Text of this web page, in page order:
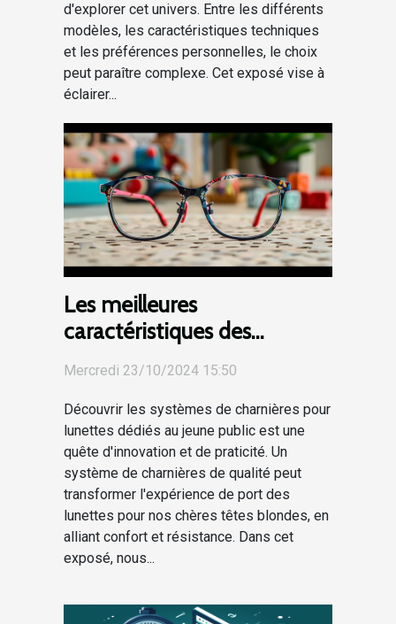
d'explorer cet univers. Entre les différents
modèles, les caractéristiques techniques
et les préférences personnelles, le choix
peut paraître complexe. Cet exposé vise à
éclairer...
Les meilleures
caractéristiques des
pour lunettes enfantines
Mercredi 23/10/2024 15:50
Découvrir les systèmes de charnières pour
lunettes dédiés au jeune public est une
quête d'innovation et de praticité. Un
système de charnières de qualité peut
transformer l'expérience de port des
lunettes pour nos chères têtes blondes, en
alliant confort et résistance. Dans cet
exposé, nous...